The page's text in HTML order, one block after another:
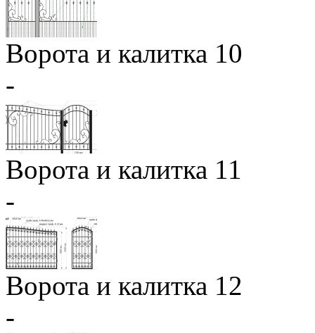
Ворота и калитка 10
-
Ворота и калитка 11
-
Ворота и калитка 12
-